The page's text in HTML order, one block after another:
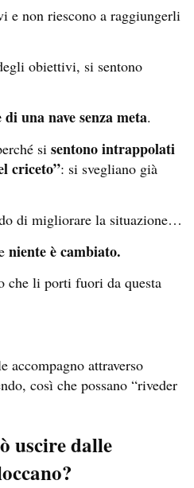
e non riescono a raggiungerli
obiettivi, si sentono
una nave senza meta.
si sentono intrappolati
criceto”: si svegliano già
di migliorare la situazione…
niente è cambiato.
che li porti fuori da questa
attraverso
così che possano “riveder
uscire dalle